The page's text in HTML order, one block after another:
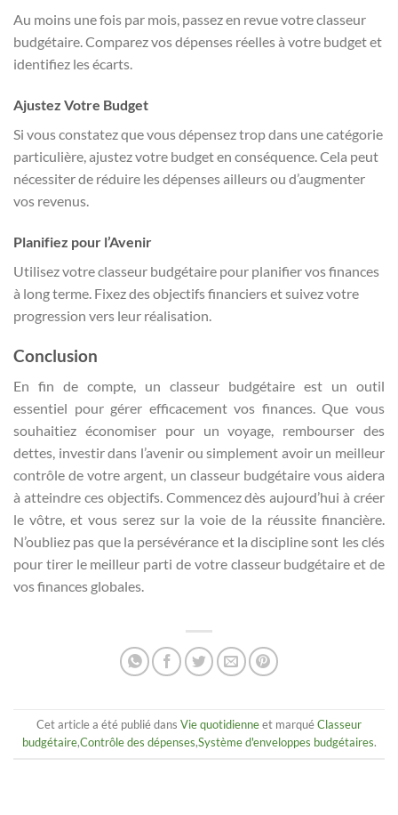
Au moins une fois par mois, passez en revue votre classeur
budgétaire. Comparez vos dépenses réelles à votre budget et
identifiez les écarts.
Ajustez Votre Budget
Si vous constatez que vous dépensez trop dans une catégorie
particulière, ajustez votre budget en conséquence. Cela peut
nécessiter de réduire les dépenses ailleurs ou d’augmenter
vos revenus.
Planifiez pour l’Avenir
Utilisez votre classeur budgétaire pour planifier vos finances
à long terme. Fixez des objectifs financiers et suivez votre
progression vers leur réalisation.
Conclusion
En fin de compte, un classeur budgétaire est un outil
essentiel pour gérer efficacement vos finances. Que vous
souhaitiez économiser pour un voyage, rembourser des
dettes, investir dans l’avenir ou simplement avoir un meilleur
contrôle de votre argent, un classeur budgétaire vous aidera
à atteindre ces objectifs. Commencez dès aujourd’hui à créer
le vôtre, et vous serez sur la voie de la réussite financière.
N’oubliez pas que la persévérance et la discipline sont les clés
pour tirer le meilleur parti de votre classeur budgétaire et de
vos finances globales.
Cet article a été publié dans Vie quotidienneet marquéClasseur
budgétaire,Contrôle des dépenses,Système d'enveloppes budgétaires.